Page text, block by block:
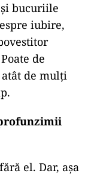
bucuriile
iubire,
de
atât de mulți
el. Dar, așa